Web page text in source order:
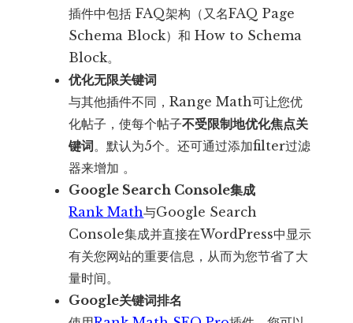
插件中包括 FAQ架构（又名FAQ Page
Schema Block）和 How to Schema
Block。
优化无限关键词
与其他插件不同，Range Math可让您优
化帖子，使每个帖子不受限制地优化焦点关
键词。默认为5个。还可通过添加filter过滤
器来增加 。
Google Search Console集成
Rank Math与Google Search
Console集成并直接在WordPress中显示
有关您网站的重要信息，从而为您节省了大
量时间。
Google关键词排名